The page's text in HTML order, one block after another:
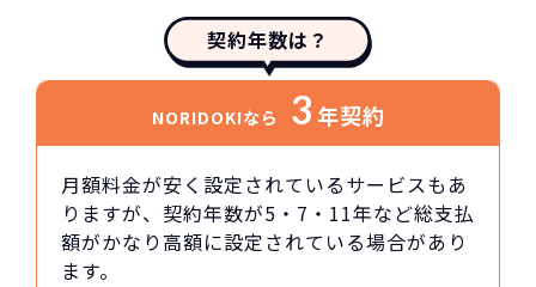
契約年数は？
NORIDOKIなら 3 年契約
月額料金が安く設定されているサービスもあ
りますが、契約年数が5・7・11年など総支払
額がかなり高額に設定されている場合があり
ます。